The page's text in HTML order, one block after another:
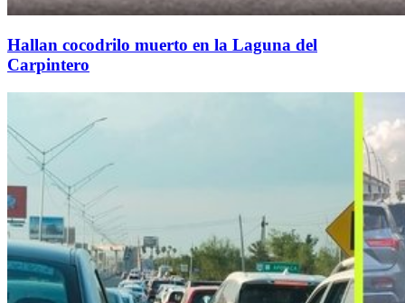
Hallan cocodrilo muerto en la Laguna del
Carpintero